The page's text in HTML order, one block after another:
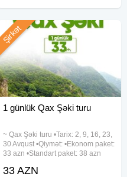
1 günlük Qax Şəki turu
~ Qax Şəki turu •Tarix: 2, 9, 16, 23,
30 Avqust •Qiymət: •Ekonom paket:
33 azn •Standart paket: 38 azn
xidməti •Ekskursiyalar •Çay süfrəsi
Şirkət
33 AZN